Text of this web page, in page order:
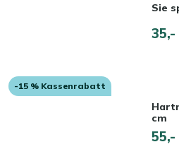
Sie
35,-
-15 % Kassenrabatt
cm
55,-